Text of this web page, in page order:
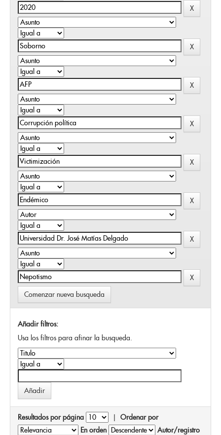
Comenzar nueva busqueda
Añadir filtros:
Usa los filtros para afinar la busqueda.
Resultados por página | Ordenar por
En orden
Autor/registro